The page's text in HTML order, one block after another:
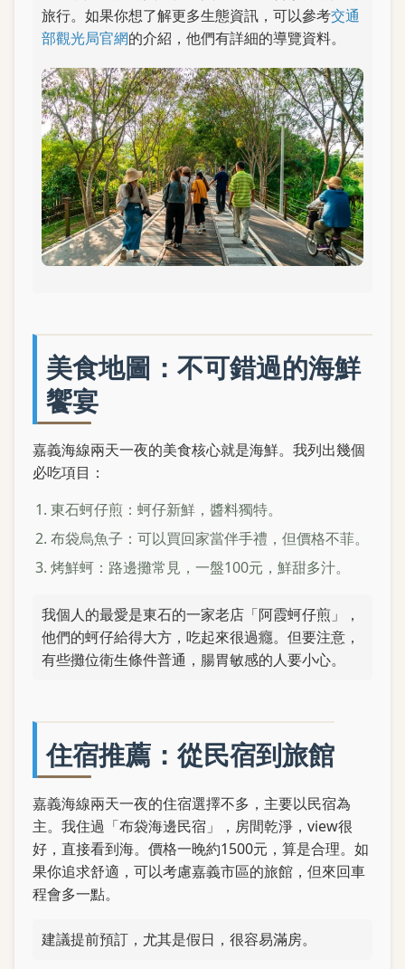
旅行。如果你想了解更多生態資訊，可以參考交通
部觀光局官網的介紹，他們有詳細的導覽資料。
美食地圖：不可錯過的海鮮
饗宴
嘉義海線兩天一夜的美食核心就是海鮮。我列出幾個
必吃項目：
東石蚵仔煎：蚵仔新鮮，醬料獨特。
布袋烏魚子：可以買回家當伴手禮，但價格不菲。
烤鮮蚵：路邊攤常見，一盤100元，鮮甜多汁。
我個人的最愛是東石的一家老店「阿霞蚵仔煎」，
他們的蚵仔給得大方，吃起來很過癮。但要注意，
有些攤位衛生條件普通，腸胃敏感的人要小心。
住宿推薦：從民宿到旅館
嘉義海線兩天一夜的住宿選擇不多，主要以民宿為
主。我住過「布袋海邊民宿」，房間乾淨，view很
好，直接看到海。價格一晚約1500元，算是合理。如
果你追求舒適，可以考慮嘉義市區的旅館，但來回車
程會多一點。
建議提前預訂，尤其是假日，很容易滿房。